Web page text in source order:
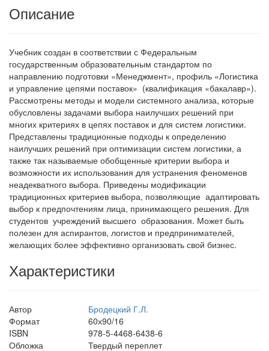
Описание
Учебник создан в соответствии с Федеральным
государственным образовательным стандартом по
направлению подготовки «Менеджмент», профиль «Логистика
и управление цепями поставок» (квалификация «бакалавр»).
Рассмотрены методы и модели системного анализа, которые
обусловлены задачами выбора наилучших решений при
многих критериях в цепях поставок и для систем логистики.
Представлены традиционные подходы к определению
наилучших решений при оптимизации систем логистики, а
также так называемые обобщенные критерии выбора и
возможности их использования для устранения феноменов
неадекватного выбора. Приведены модификации
традиционных критериев выбора, позволяющие адаптировать
выбор к предпочтениям лица, принимающего решения. Для
студентов учреждений высшего образования. Может быть
полезен для аспирантов, логистов и предпринимателей,
желающих более эффективно организовать свой бизнес.
Характеристики
Автор
Бродецкий Г.Л.
Формат
60х90/16
ISBN
978-5-4468-6438-6
Обложка
Твердый переплет